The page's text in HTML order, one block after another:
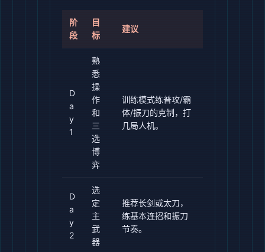
阶
段
目
标
建议
D
a
y
1
熟
悉
操
作
和
三
选
博
弈
训练模式练普攻/霸
体/振刀的克制，打
几局人机。
D
a
y
2
选
定
主
武
器
推荐长剑或太刀，
练基本连招和振刀
节奏。